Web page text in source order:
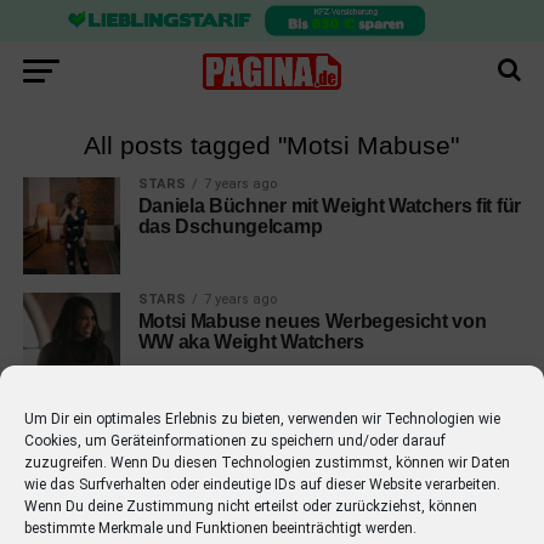
Um Dir ein optimales Erlebnis zu bieten, verwenden wir Technologien wie
Cookies, um Geräteinformationen zu speichern und/oder darauf
zuzugreifen. Wenn Du diesen Technologien zustimmst, können wir Daten
wie das Surfverhalten oder eindeutige IDs auf dieser Website verarbeiten.
Wenn Du deine Zustimmung nicht erteilst oder zurückziehst, können
bestimmte Merkmale und Funktionen beeinträchtigt werden.
All posts tagged "Motsi Mabuse"
STARS 7 years ago
Daniela Büchner mit Weight Watchers fit für
das Dschungelcamp
STARS 7 years ago
Motsi Mabuse neues Werbegesicht von
WW aka Weight Watchers
EMPFOHLEN